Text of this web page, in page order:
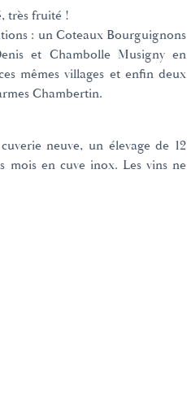
très fruité !
: un Coteaux Bourguignons
et Chambolle Musigny en
mêmes villages et enfin deux
Chambertin.
neuve, un élevage de 12
mois en cuve inox. Les vins ne